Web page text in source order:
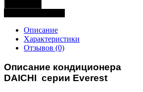
Описание
Характеристики
Отзывов (0)
Описание кондиционера
DAICHI серии Everest